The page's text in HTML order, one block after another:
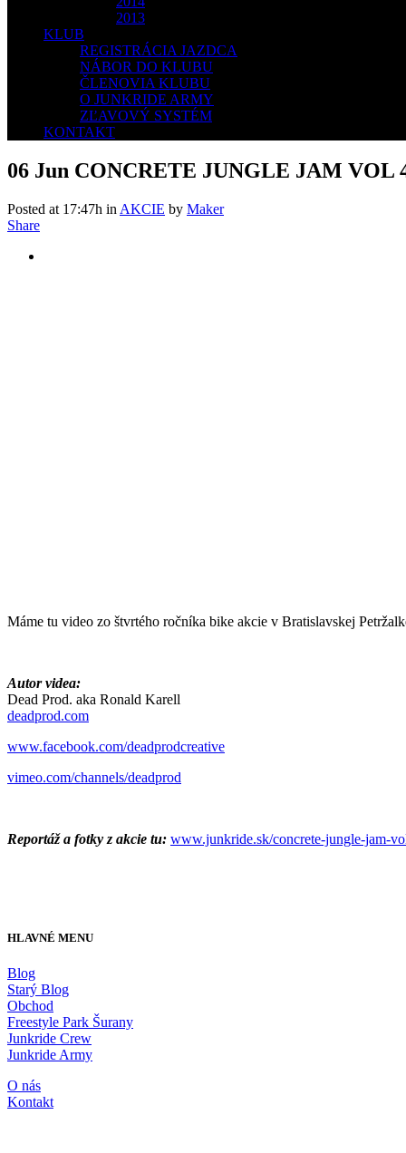
2013
KLUB
REGISTRÁCIA JAZDCA
NÁBOR DO KLUBU
ČLENOVIA KLUBU
O JUNKRIDE ARMY
ZĽAVOVÝ SYSTÉM
KONTAKT
06 Jun CONCRETE JUNGLE JAM VOL
Posted at 17:47h in AKCIE by Maker
Share
Máme tu video zo štvrtého ročníka bike akcie v Bratislavskej
Autor videa:
Dead Prod. aka Ronald Karell
deadprod.com
www.facebook.com/deadprodcreative
vimeo.com/channels/deadprod
Reportáž a fotky z akcie tu: www.junkride.sk/concrete-jungle-jam-
HLAVNÉ MENU
Blog
Starý Blog
Obchod
Freestyle Park Šurany
Junkride Crew
Junkride Army
O nás
Kontakt